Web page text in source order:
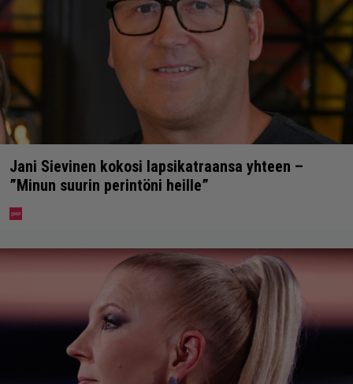
Jani Sievinen kokosi lapsikatraansa yhteen –
”Minun suurin perintöni heille”